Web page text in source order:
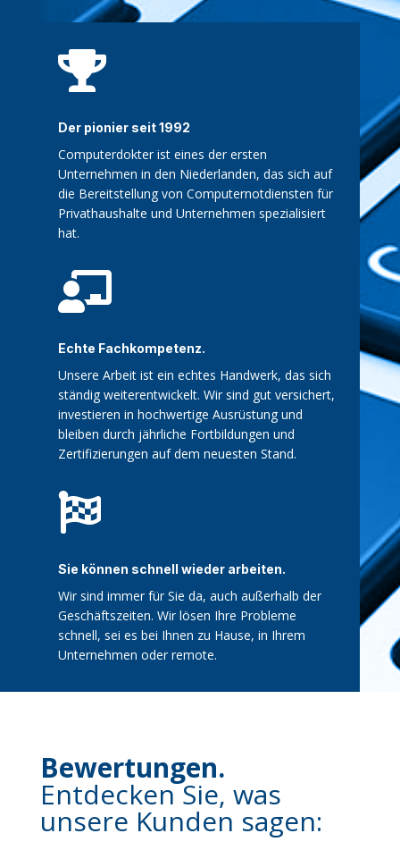

Der pionier seit 1992
Computerdokter ist eines der ersten
Unternehmen in den Niederlanden, das sich auf
die Bereitstellung von Computernotdiensten für
Privathaushalte und Unternehmen spezialisiert
hat.

Echte Fachkompetenz.
Unsere Arbeit ist ein echtes Handwerk, das sich
ständig weiterentwickelt. Wir sind gut versichert,
investieren in hochwertige Ausrüstung und
bleiben durch jährliche Fortbildungen und
Zertifizierungen auf dem neuesten Stand.

Sie können schnell wieder arbeiten.
Wir sind immer für Sie da, auch außerhalb der
Geschäftszeiten. Wir lösen Ihre Probleme
schnell, sei es bei Ihnen zu Hause, in Ihrem
Unternehmen oder remote.
Bewertungen.
Entdecken Sie, was
unsere Kunden sagen: